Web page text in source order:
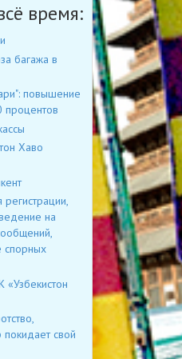
время:
багажа в
повышение
процентов
Хаво
регистрации,
на
спорных
«Узбекистон
свой